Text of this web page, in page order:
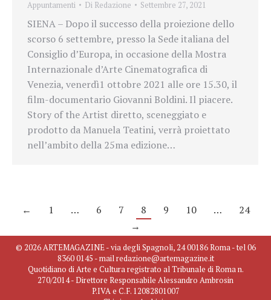
Appuntamenti Di Redazione Settembre 27, 2021
SIENA – Dopo il successo della proiezione dello
scorso 6 settembre, presso la Sede italiana del
Consiglio d’Europa, in occasione della Mostra
Internazionale d’Arte Cinematografica di
Venezia, venerdì1 ottobre 2021 alle ore 15.30, il
film-documentario Giovanni Boldini. Il piacere.
Story of the Artist diretto, sceneggiato e
prodotto da Manuela Teatini, verrà proiettato
nell’ambito della 25ma edizione…
← 1 … 6 7 8 9 10 …
24
→
© 2026 ARTEMAGAZINE - via degli Spagnoli, 24 00186 Roma - tel 06
8360 0145 - mail redazione@artemagazine.it
Quotidiano di Arte e Cultura registrato al Tribunale di Roma n.
270/2014 - Direttore Responsabile Alessandro Ambrosin
P.IVA e C.F. 12082801007